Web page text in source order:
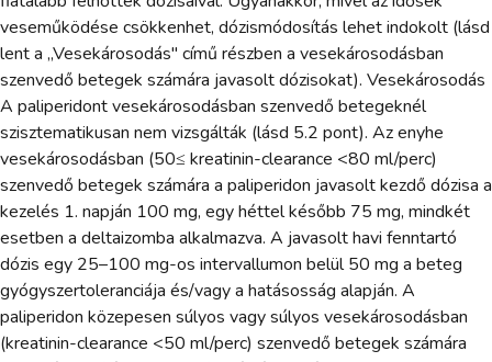
veseműködése csökkenhet, dózismódosítás lehet indokolt (lásd
lent a „Vesekárosodás" című részben a vesekárosodásban
szenvedő betegek számára javasolt dózisokat). Vesekárosodás
A paliperidont vesekárosodásban szenvedő betegeknél
szisztematikusan nem vizsgálták (lásd 5.2 pont). Az enyhe
vesekárosodásban (50≤ kreatinin-clearance <80 ml/perc)
szenvedő betegek számára a paliperidon javasolt kezdő dózisa a
kezelés 1. napján 100 mg, egy héttel később 75 mg, mindkét
esetben a deltaizomba alkalmazva. A javasolt havi fenntartó
dózis egy 25–100 mg-os intervallumon belül 50 mg a beteg
gyógyszertoleranciája és/vagy a hatásosság alapján. A
paliperidon közepesen súlyos vagy súlyos vesekárosodásban
(kreatinin-clearance <50 ml/perc) szenvedő betegek számára